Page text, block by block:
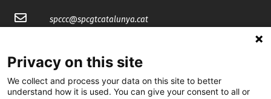
spccc@spcgtcatalunya.cat
@CGTCatalunya
Privacy on this site
We collect and process your data on this site to better
understand how it is used. You can give your consent to all or